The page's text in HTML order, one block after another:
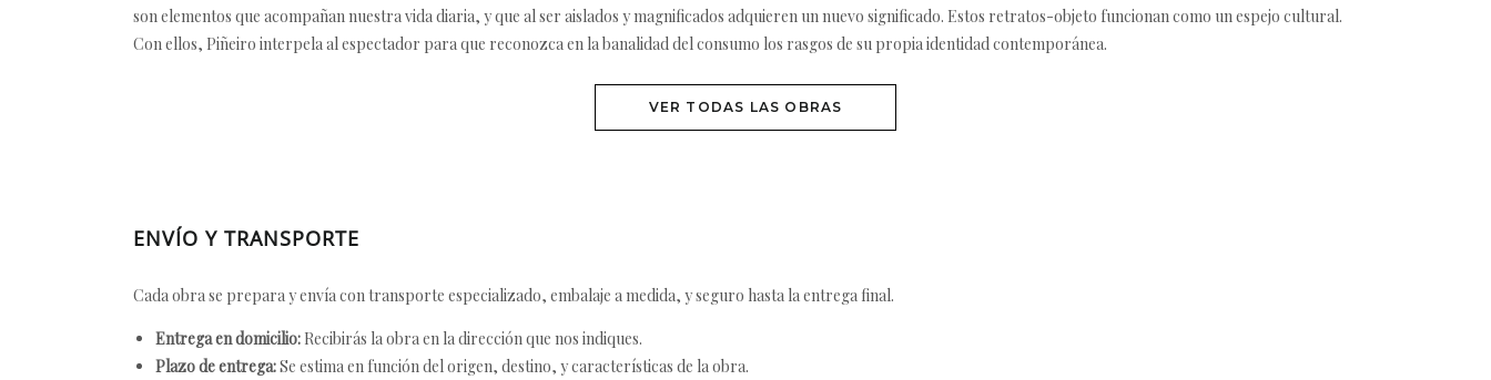
son elementos que acompañan nuestra vida diaria, y que al ser aislados y magnificados adquieren un nuevo significado. Estos retratos-objeto funcionan como un espejo cultural.
Con ellos, Piñeiro interpela al espectador para que reconozca en la banalidad del consumo los rasgos de su propia identidad contemporánea.
VER TODAS LAS OBRAS
ENVÍO Y TRANSPORTE
Cada obra se prepara y envía con transporte especializado, embalaje a medida, y seguro hasta la entrega final.
Entrega en domicilio: Recibirás la obra en la dirección que nos indiques.
Plazo de entrega:Se estima en función del origen, destino, y características de la obra.